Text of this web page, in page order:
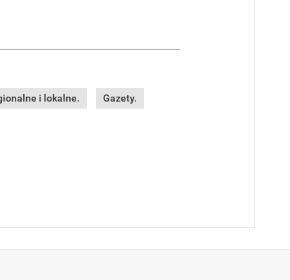
i lokalne. Gazety.